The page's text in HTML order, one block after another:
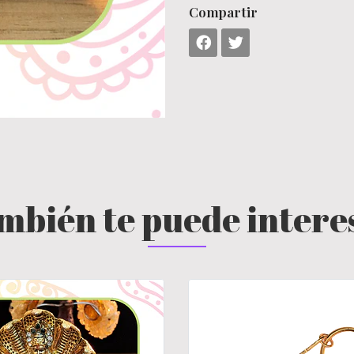
Compartir
te puede